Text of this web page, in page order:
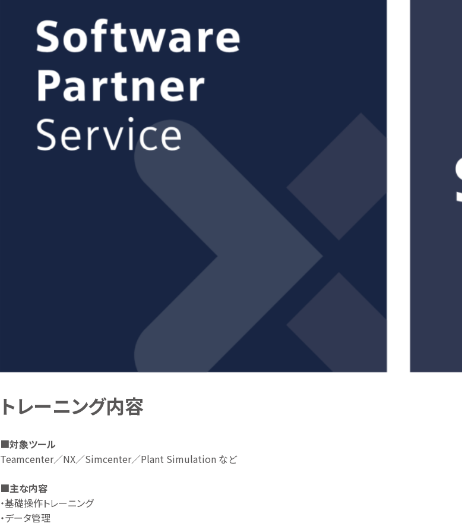
トレーニング内容
■対象ツール
Teamcenter／NX／Simcenter／Plant Simulation など
■主な内容
・基礎操作トレーニング
・データ管理